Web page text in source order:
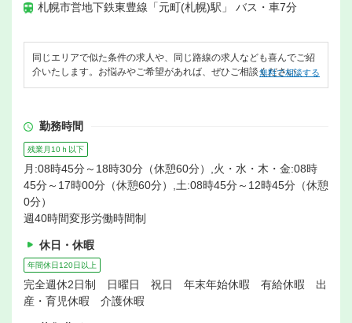
札幌市営地下鉄東豊線「元町(札幌)駅」 バス・車7分
同じエリアで似た条件の求人や、同じ路線の求人なども喜んでご紹
介いたします。お悩みやご希望があれば、ぜひご相談ください。
無料で相談する
勤務時間
残業月10ｈ以下
月:08時45分～18時30分（休憩60分）,火・水・木・金:08時
45分～17時00分（休憩60分）,土:08時45分～12時45分（休憩
0分）
週40時間変形労働時間制
休日・休暇
年間休日120日以上
完全週休2日制 日曜日 祝日 年末年始休暇 有給休暇 出
産・育児休暇 介護休暇